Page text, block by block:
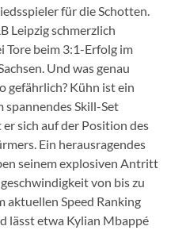
für die Schotten.
Leipzig schmerzlich
Tore beim 3:1-Erfolg im
Und was genau
gefährlich? Kühn ist ein
spannendes Skill-Set
sich auf der Position des
Ein herausragendes
seinem explosiven Antritt
von bis zu
aktuellen Speed Ranking
lässt etwa Kylian Mbappé